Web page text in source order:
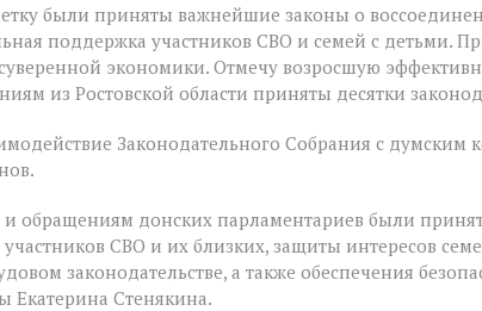
заключительное
пленарное
заседание
весенней
сессии,
последним
были приняты важнейшие законы о
поддержка участников СВО и семей с детьми.
экономики. Отмечу возросшую
из Ростовской области приняты десятки
Законодательного Собрания с думским
и обращениям донских парламентариев были
СВО и их близких, защиты интересов
законодательстве, а также обеспечения
Екатерина Стенякина.